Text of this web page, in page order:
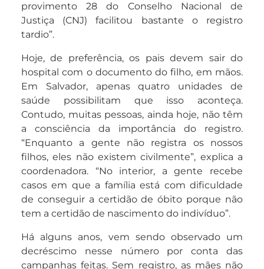
provimento 28 do Conselho Nacional de
Justiça (CNJ) facilitou bastante o registro
tardio”.
Hoje, de preferência, os pais devem sair do
hospital com o documento do filho, em mãos.
Em Salvador, apenas quatro unidades de
saúde possibilitam que isso aconteça.
Contudo, muitas pessoas, ainda hoje, não têm
a consciência da importância do registro.
“Enquanto a gente não registra os nossos
filhos, eles não existem civilmente”, explica a
coordenadora. “No interior, a gente recebe
casos em que a família está com dificuldade
de conseguir a certidão de óbito porque não
tem a certidão de nascimento do indivíduo”.
Há alguns anos, vem sendo observado um
decréscimo nesse número por conta das
campanhas feitas. Sem registro, as mães não